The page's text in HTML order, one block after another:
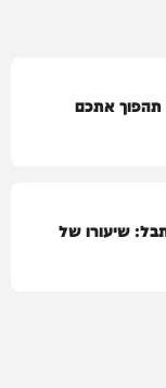
תהפוך אתכם
שיעורו של